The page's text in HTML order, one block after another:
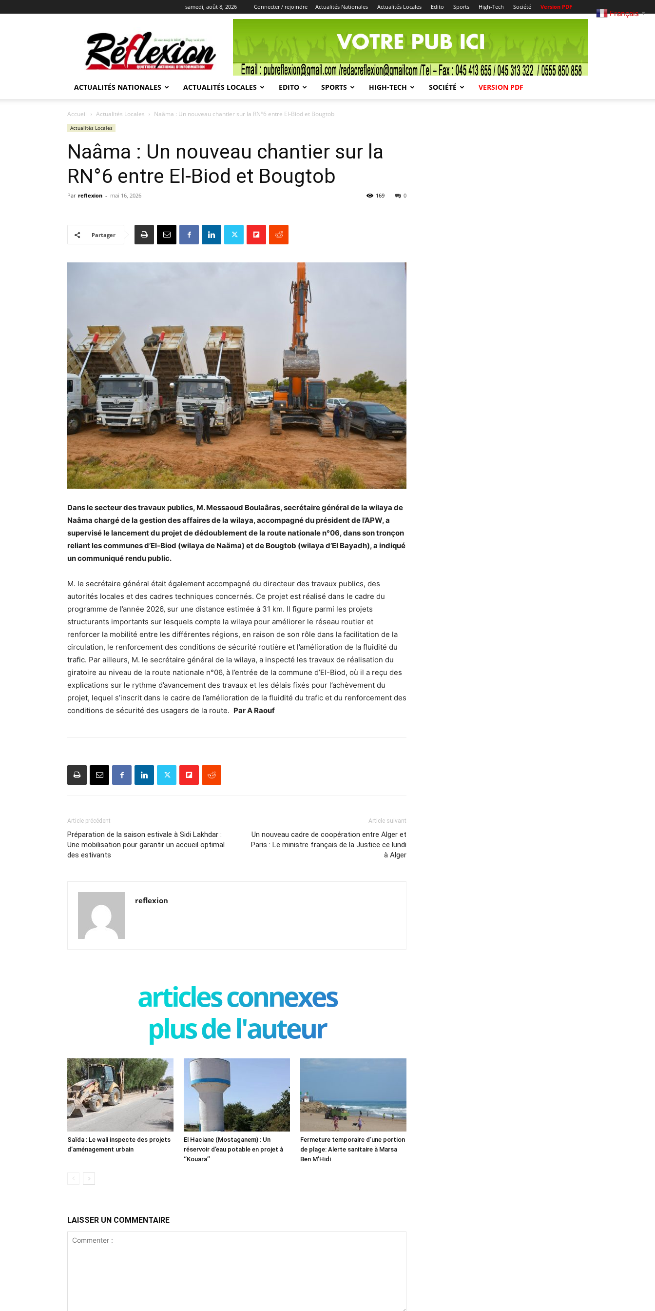
samedi, août 8, 2026 Connecter / rejoindre Actualités Nationales Actualités Locales Edito Sports High-Tech Société Version PDF
REFLEXION
ACTUALITÉS NATIONALES ACTUALITÉS LOCALES EDITO SPORTS HIGH-TECH SOCIÉTÉ VERSION PDF
Accueil Actualités Locales Naâma : Un nouveau chantier sur la RN°6 entre El-Biod et Bougtob
Actualités Locales
Naâma : Un nouveau chantier sur la
RN°6 entre El-Biod et Bougtob
Par reflexion - mai 16, 2026 0
169
Partager
Dans le secteur des travaux publics, M. Messaoud Boulaâras, secrétaire général de la wilaya de
Naâma chargé de la gestion des affaires de la wilaya, accompagné du président de l’APW, a
supervisé le lancement du projet de dédoublement de la route nationale n°06, dans son tronçon
reliant les communes d’El-Biod (wilaya de Naäma) et de Bougtob (wilaya d’El Bayadh), a indiqué
un communiqué rendu public.
M. le secrétaire général était également accompagné du directeur des travaux publics, des
autorités locales et des cadres techniques concernés. Ce projet est réalisé dans le cadre du
programme de l’année 2026, sur une distance estimée à 31 km. Il figure parmi les projets
structurants importants sur lesquels compte la wilaya pour améliorer le réseau routier et
renforcer la mobilité entre les différentes régions, en raison de son rôle dans la facilitation de la
circulation, le renforcement des conditions de sécurité routière et l’amélioration de la fluidité du
trafic. Par ailleurs, M. le secrétaire général de la wilaya, a inspecté les travaux de réalisation du
giratoire au niveau de la route nationale n°06, à l’entrée de la commune d’El-Biod, où il a reçu des
explications sur le rythme d’avancement des travaux et les délais fixés pour l’achèvement du
projet, lequel s’inscrit dans le cadre de l’amélioration de la fluidité du trafic et du renforcement des
conditions de sécurité des usagers de la route. Par A Raouf
Article précédent
Préparation de la saison estivale à Sidi Lakhdar :
Une mobilisation pour garantir un accueil optimal
des estivants
Article suivant
Un nouveau cadre de coopération entre Alger et
Paris : Le ministre français de la Justice ce lundi
à Alger
reflexion
articles connexes
plus de l'auteur
Saïda : Le wali inspecte des projets
d’aménagement urbain
El Haciane (Mostaganem) : Un
réservoir d’eau potable en projet à
‘’Kouara’’
Fermeture temporaire d’une portion
de plage: Alerte sanitaire à Marsa
Ben M’Hidi
LAISSER UN COMMENTAIRE
Français ▼